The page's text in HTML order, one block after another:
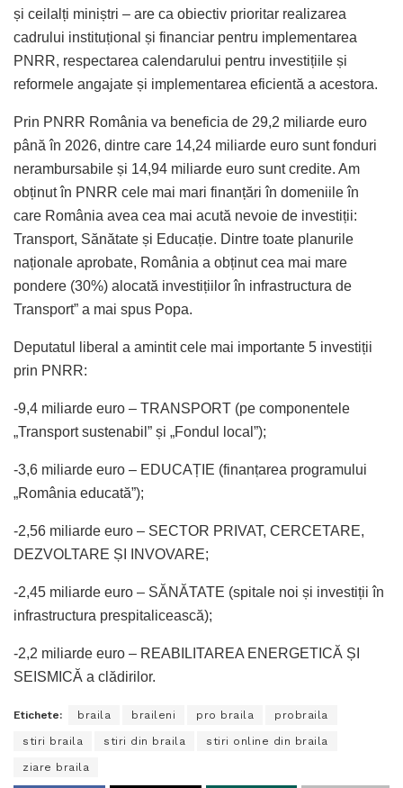
și ceilalți miniștri – are ca obiectiv prioritar realizarea
cadrului instituțional și financiar pentru implementarea
PNRR, respectarea calendarului pentru investițiile și
reformele angajate și implementarea eficientă a acestora.
Prin PNRR România va beneficia de 29,2 miliarde euro
până în 2026, dintre care 14,24 miliarde euro sunt fonduri
nerambursabile și 14,94 miliarde euro sunt credite. Am
obținut în PNRR cele mai mari finanțări în domeniile în
care România avea cea mai acută nevoie de investiții:
Transport, Sănătate și Educație. Dintre toate planurile
naționale aprobate, România a obținut cea mai mare
pondere (30%) alocată investițiilor în infrastructura de
Transport” a mai spus Popa.
Deputatul liberal a amintit cele mai importante 5 investiții
prin PNRR:
-9,4 miliarde euro – TRANSPORT (pe componentele
„Transport sustenabil” și „Fondul local”);
-3,6 miliarde euro – EDUCAȚIE (finanțarea programului
„România educată”);
-2,56 miliarde euro – SECTOR PRIVAT, CERCETARE,
DEZVOLTARE ȘI INVOVARE;
-2,45 miliarde euro – SĂNĂTATE (spitale noi și investiții în
infrastructura prespitalicească);
-2,2 miliarde euro – REABILITAREA ENERGETICĂ ȘI
SEISMICĂ a clădirilor.
Etichete: braila braileni pro braila probraila
stiri braila stiri din braila stiri online din braila
ziare braila